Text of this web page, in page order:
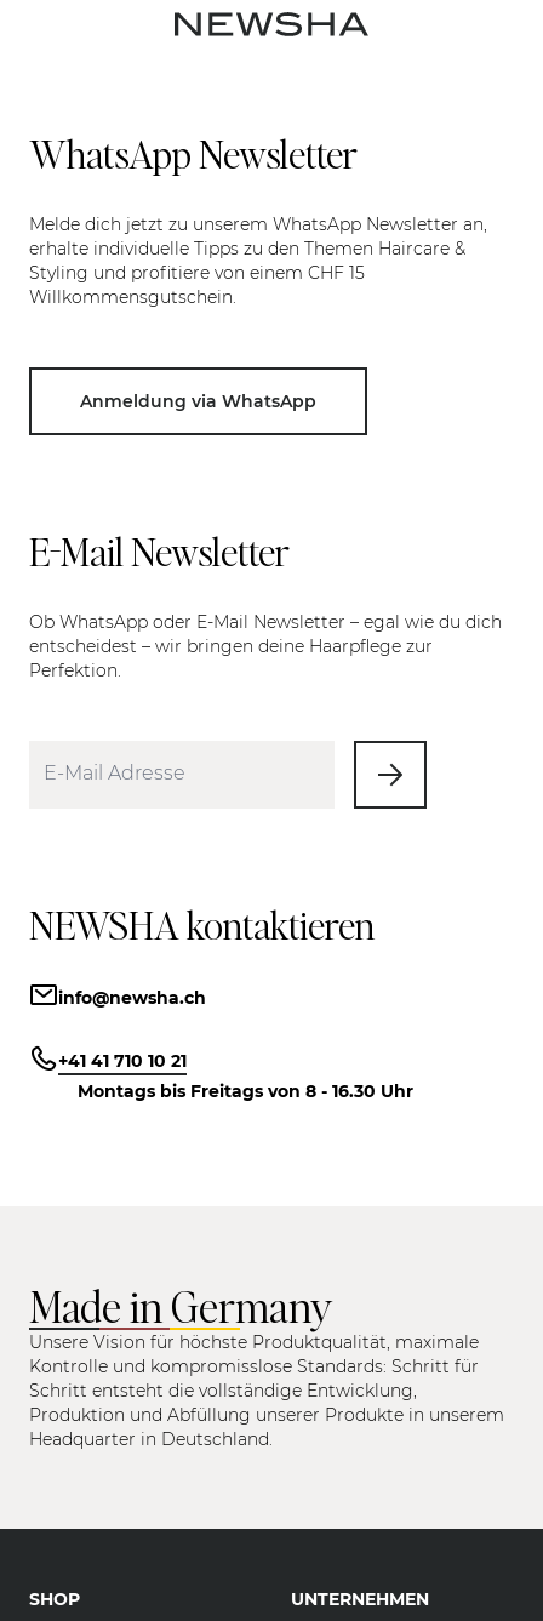
WhatsApp Newsletter
Melde dich jetzt zu unserem WhatsApp Newsletter an,
erhalte individuelle Tipps zu den Themen Haircare &
Styling und profitiere von einem CHF 15
Willkommensgutschein.
Anmeldung via WhatsApp
E-Mail Newsletter
Ob WhatsApp oder E-Mail Newsletter – egal wie du dich
entscheidest – wir bringen deine Haarpflege zur
Perfektion.
NEWSHA kontaktieren
info@newsha.ch
+41 41 710 10 21
Montags bis Freitags von 8 - 16.30 Uhr
Made in Germany
Unsere Vision für höchste Produktqualität, maximale
Kontrolle und kompromisslose Standards: Schritt für
Schritt entsteht die vollständige Entwicklung,
Produktion und Abfüllung unserer Produkte in unserem
Headquarter in Deutschland.
SHOP UNTERNEHMEN